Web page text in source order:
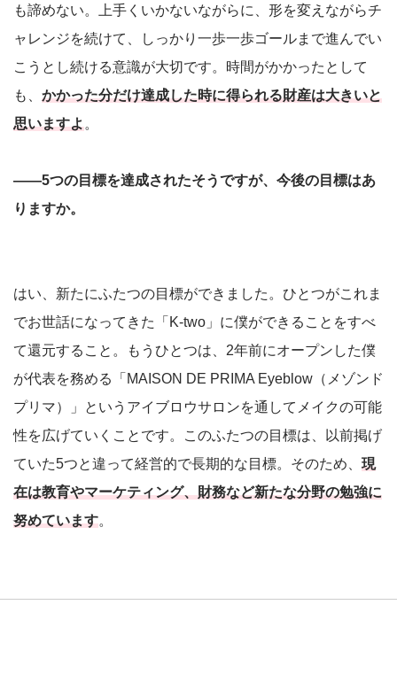
も諦めない。上手くいかないながらに、形を変えながらチ
ャレンジを続けて、しっかり一歩一歩ゴールまで進んでい
こうとし続ける意識が大切です。時間がかかったとして
も、 かかった分だけ達成した時に得られる財産は大きいと
思いますよ。
――5つの目標を達成されたそうですが、今後の目標はあ
りますか。
はい、新たにふたつの目標ができました。ひとつがこれま
でお世話になってきた「K-two」に僕ができることをすべ
て還元すること。もうひとつは、2年前にオープンした僕
が代表を務める「MAISON DE PRIMA Eyeblow（メゾンド
プリマ）」というアイブロウサロンを通してメイクの可能
性を広げていくことです。このふたつの目標は、以前掲げ
ていた5つと違って経営的で長期的な目標。そのため、 現
在は教育やマーケティング、財務など新たな分野の勉強に
努めています。